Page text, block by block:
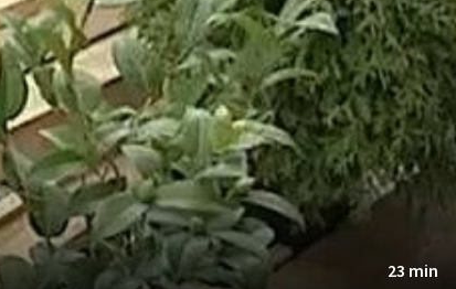
23 min